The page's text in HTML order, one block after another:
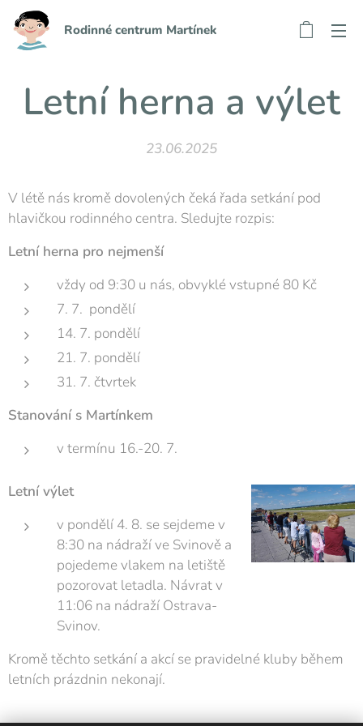
Rodinné centrum Martínek
Letní herna a výlet
23.06.2025
V létě nás kromě dovolených čeká řada setkání pod
hlavičkou rodinného centra. Sledujte rozpis:
Letní herna pro nejmenší
vždy od 9:30 u nás, obvyklé vstupné 80 Kč
7. 7. pondělí
14. 7. pondělí
21. 7. pondělí
31. 7. čtvrtek
Stanování s Martínkem
v termínu 16.-20. 7.
Letní výlet
v pondělí 4. 8. se sejdeme v
8:30 na nádraží ve Svinově a
pojedeme vlakem na letiště
pozorovat letadla. Návrat v
11:06 na nádraží Ostrava-
Svinov.
Kromě těchto setkání a akcí se pravidelné kluby během
letních prázdnin nekonají.